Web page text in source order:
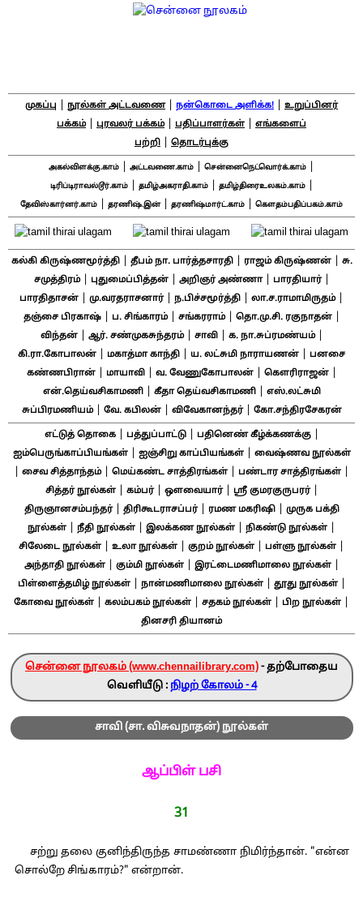
முகப்பு நூல்கள் அட்டவணை| நன்கொடை அளிக்க!
உறுப்பினர்
பக்கம்| புரவலர் பக்கம்| பதிப்பாளர்கள்
எங்களைப்
பற்றி
தொடர்புக்கு
அகல்விளக்கு.காம் அட்டவணை.காம் சென்னைநெட்வொர்க்.காம்
டிரிப்டிராவல்டூர்.காம்| தமிழ்அகராதி.காம்| தமிழ்திரைஉலகம்.காம்|
தேவிஸ்கார்னர்.காம் தரணிஷ்.இன்| தரணிஷ்மார்ட்.காம் கௌதம்பதிப்பகம்.காம்
கல்கி கிருஷ்ணமூர்த்தி| தீபம் நா. பார்த்தசாரதி| ராஜம் கிருஷ்ணன்|
சு.
சமுத்திரம்| புதுமைப்பித்தன்| அறிஞர் அண்ணா| பாரதியார்|
பாரதிதாசன் மு.வரதராசனார்| ந.பிச்சமூர்த்தி லா.ச.ராமாமிருதம்|
தஞ்சை பிரகாஷ்| ப. சிங்காரம்| சங்கரராம்| தொ.மு.சி. ரகுநாதன்|
விந்தன்| ஆர். சண்முகசுந்தரம்| சாவி| க. நா.சுப்ரமண்யம்|
கி.ரா.கோபாலன் மகாத்மா காந்தி ய. லட்சுமி நாராயணன்
பனசை
கண்ணபிரான்| மாயாவி| வ. வேணுகோபாலன்| கௌரிராஜன்|
என்.தெய்வசிகாமணி| கீதா தெய்வசிகாமணி|
எஸ்.லட்சுமி
சுப்பிரமணியம்| வே. கபிலன்| விவேகானந்தர்| கோ.சந்திரசேகரன்
எட்டுத் தொகை| பத்துப்பாட்டு| பதினெண் கீழ்க்கணக்கு|
ஐம்பெருங்காப்பியங்கள்| ஐஞ்சிறு காப்பியங்கள்| வைஷ்ணவ நூல்கள்
சைவ சித்தாந்தம்| மெய்கண்ட சாத்திரங்கள் பண்டார சாத்திரங்கள்
சித்தர் நூல்கள்| கம்பர்| ஔவையார்| ஸ்ரீ குமரகுருபரர்|
திருஞானசம்பந்தர்| திரிகூடராசப்பர்| ரமண மகரிஷி|
முருக பக்தி
நூல்கள்
நீதி நூல்கள் இலக்கண நூல்கள் நிகண்டு நூல்கள்
சிலேடை நூல்கள் உலா நூல்கள் குறம் நூல்கள் பள்ளு நூல்கள்
அந்தாதி நூல்கள்| கும்மி நூல்கள்| இரட்டைமணிமாலை நூல்கள்|
பிள்ளைத்தமிழ் நூல்கள்| நான்மணிமாலை நூல்கள்| தூது நூல்கள்|
கோவை நூல்கள் கலம்பகம் நூல்கள் சதகம் நூல்கள் பிற நூல்கள்
தினசரி தியானம்
சென்னை நூலகம் (www.chennailibrary.com)- தற்போதைய
வெளியீடு : நிழற் கோலம் - 4
சாவி (சா. விசுவநாதன்) நூல்கள்
ஆப்பிள் பசி
31
சற்று தலை குனிந்திருந்த சாமண்ணா நிமிர்ந்தான். "என்ன
சொல்றே சிங்காரம்?" என்றான்.